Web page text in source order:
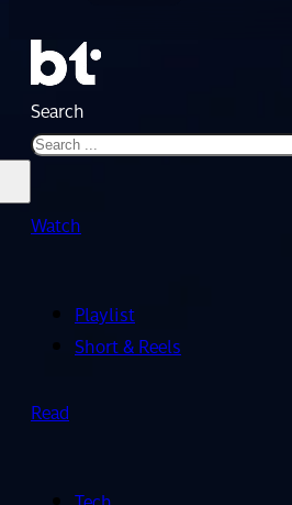
Search
Watch
Playlist
Short & Reels
Read